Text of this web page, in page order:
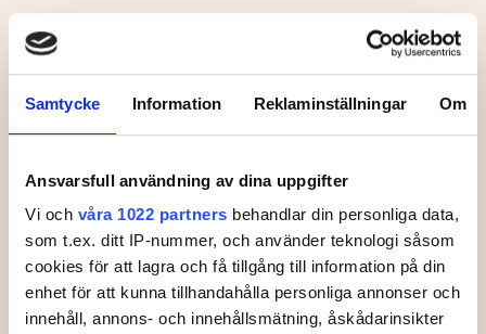
Samtycke Information Reklaminställningar Om
Ansvarsfull användning av dina uppgifter
Vi och våra 1022 partners behandlar din personliga data,
som t.ex. ditt IP-nummer, och använder teknologi såsom
cookies för att lagra och få tillgång till information på din
enhet för att kunna tillhandahålla personliga annonser och
innehåll, annons- och innehållsmätning, åskådarinsikter
Leaderboard.
Inga resultat tillgängliga ännu.